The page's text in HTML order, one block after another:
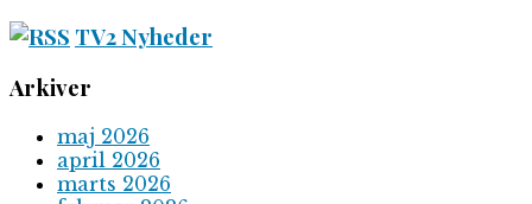
TV2 Nyheder
Arkiver
maj 2026
april 2026
marts 2026